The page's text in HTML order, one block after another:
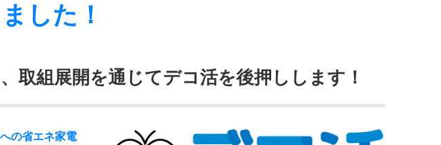
した！
取組展開を通じてデコ活を後押しします！
の省エネ家電